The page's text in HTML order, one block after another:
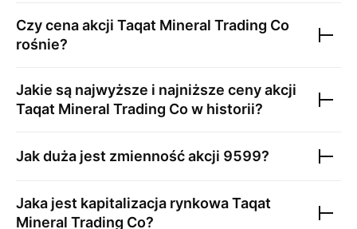
Czy cena akcji Taqat Mineral Trading Co
rośnie?
Jakie są najwyższe i najniższe ceny akcji
Taqat Mineral Trading Cow historii?
Jak duża jest zmienność akcji 9599?
Jaka jest kapitalizacja rynkowaTaqat
Mineral Trading Co?